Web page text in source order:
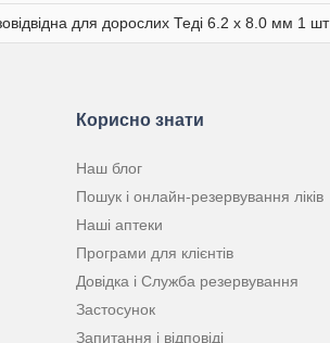
для дорослих Теді 6.2 х 8.0 мм 1 шт
Корисно знати
Наш блог
Пошук і онлайн-резервування ліків
Наші аптеки
Програми для клієнтів
Довідка і Служба резервування
Застосунок
Запитання і відповіді